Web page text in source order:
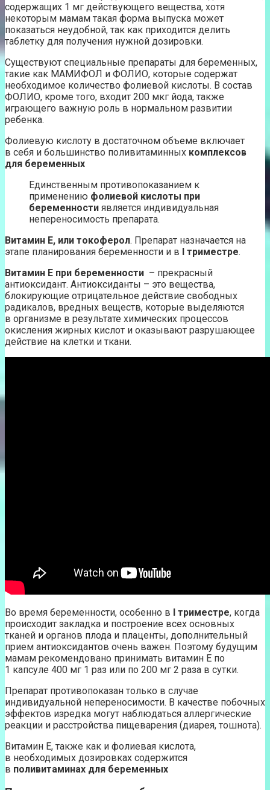
содержащих 1 мг действующего вещества, хотя
некоторым мамам такая форма выпуска может
показаться неудобной, так как приходится делить
таблетку для получения нужной дозировки.
Существуют специальные препараты для беременных,
такие как МАМИФОЛ и ФОЛИО, которые содержат
необходимое количество фолиевой кислоты. В состав
ФОЛИО, кроме того, входит 200 мкг йода, также
играющего важную роль в нормальном развитии
ребенка.
Фолиевую кислоту в достаточном объеме включает
в себя и большинство поливитаминных комплексов
для беременных
Единственным противопоказанием к
применению фолиевой кислоты при
беременности является индивидуальная
непереносимость препарата.
Витамин Е, или токоферол. Препарат назначается на
этапе планирования беременности и в I триместре.
Витамин Е при беременности – прекрасный
антиоксидант. Антиоксиданты – это вещества,
блокирующие отрицательное действие свободных
радикалов, вредных веществ, которые выделяются
в организме в результате химических процессов
окисления жирных кислот и оказывают разрушающее
действие на клетки и ткани.
Во время беременности, особенно в I триместре, когда
происходит закладка и построение всех основных
тканей и органов плода и плаценты, дополнительный
прием антиоксидантов очень важен. Поэтому будущим
мамам рекомендовано принимать витамин Е по
1 капсуле 400 мг 1 раз или по 200 мг 2 раза в сутки.
Препарат противопоказан только в случае
индивидуальной непереносимости. В качестве побочных
эффектов изредка могут наблюдаться аллергические
реакции и расстройства пищеварения (диарея, тошнота).
Витамин Е, также как и фолиевая кислота,
в необходимых дозировках содержится
в поливитаминах для беременных